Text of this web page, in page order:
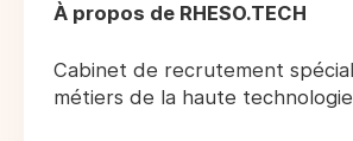
À propos de RHESO.TECH
Cabinet de recrutement
métiers de la haute technologie